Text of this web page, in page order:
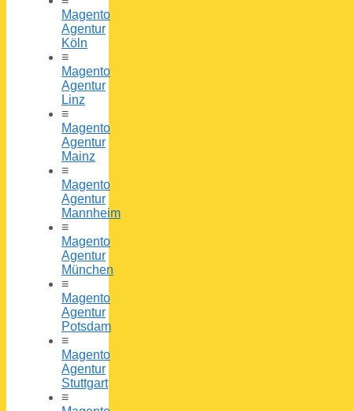
Magento
Agentur
Köln
≡
Magento
Agentur
Linz
≡
Magento
Agentur
Mainz
≡
Magento
Agentur
Mannheim
≡
Magento
Agentur
München
≡
Magento
Agentur
Potsdam
≡
Magento
Agentur
Stuttgart
≡